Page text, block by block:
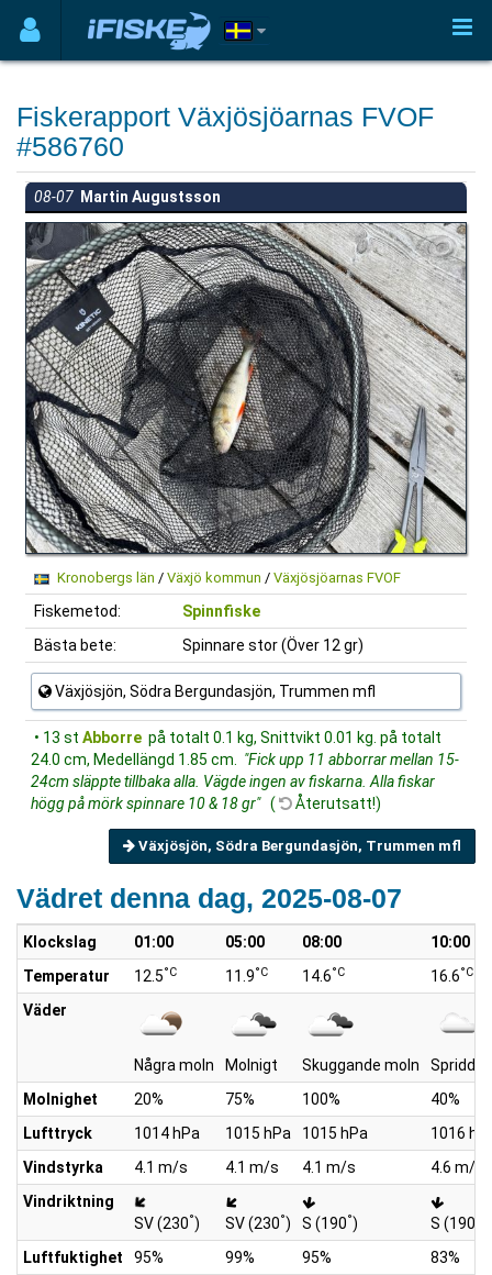
Fiskerapport Växjösjöarnas FVOF
#586760
08-07 Martin Augustsson
Kronobergs län / Växjö kommun / Växjösjöarnas FVOF
Fiskemetod:
Spinnfiske
Bästa bete:
Spinnare stor (Över 12 gr)
Växjösjön, Södra Bergundasjön, Trummen mfl
• 13 st Abborre på totalt 0.1 kg, Snittvikt 0.01 kg. på totalt
24.0 cm, Medellängd 1.85 cm.
"Fick upp 11 abborrar mellan 15-
24cm släppte tillbaka alla. Vägde ingen av fiskarna. Alla fiskar
högg på mörk spinnare 10 & 18 gr" ( Återutsatt!)
Växjösjön, Södra Bergundasjön, Trummen mfl
Vädret denna dag, 2025-08-07
Klockslag 01:00 05:00 08:00
10:00
Temperatur
12.5°C 11.9°C 14.6°C 16.6°C
Väder
Några moln Molnigt Skuggande moln
Spridda
Molnighet
20% 75% 100%
40%
Lufttryck
1014 hPa 1015 hPa 1015 hPa
1016
Vindstyrka
4.1 m/s 4.1 m/s 4.1 m/s
4.6 m/s
Vindriktning
SV (230°) SV (230°) S (190°) S (190
Luftfuktighet
95% 99% 95% 83%